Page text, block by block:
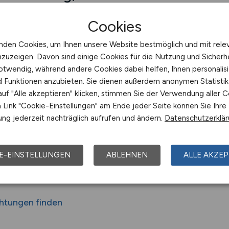
mit Menschen mit Einschränkungen arbeitest
du Stellenangebote mit Sinn, Struktur und echtem
achtet, soziale Verantwortung übernimmt
Team – und braucht gute
ergonomische Arbeitsplätze,
bieten heute genau das – mit Unterstützung
Du willst nicht erklären, warum du dabei
finden
Cookies
Cookies, um Ihnen unsere Website bestmöglich und mit
Davon sind einige Cookies für die Nutzung und
während andere Cookies dabei helfen, Ihnen
Funktionen anzubieten. Sie dienen außerdem anonymen
"Alle akzeptieren" klicken, stimmen Sie der Verwendung aller
"Cookie-Einstellungen" am Ende jeder Seite können Sie Ihre
jederzeit nachträglich aufrufen und ändern.
EINSTELLUNGEN ABLEHNEN ALLE